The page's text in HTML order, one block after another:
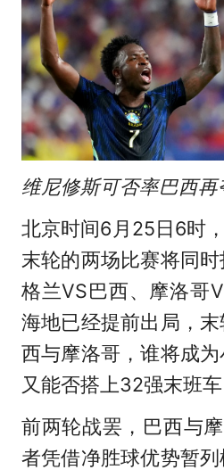
维尼修斯可否率巴西
北京时间6月25日6时
末轮的两场比赛将同
格兰VS巴西、摩洛哥
海地已经提前出局，
西与摩洛哥，谁将成
又能否搭上32强末班车
前两轮战罢，巴西与
者凭借净胜球优势暂